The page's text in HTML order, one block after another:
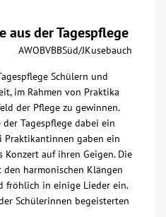
aus der Tagespflege
AWOBVBBSüd/JKusebauch
Schülern und
im Rahmen von Praktika
der Pflege zu gewinnen.
Tagespflege dabei ein
Praktikantinnen gaben ein
Konzert auf ihren Geigen. Die
harmonischen Klängen
fröhlich in einige Lieder ein.
Schülerinnen begeisterten